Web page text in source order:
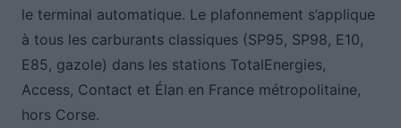
le terminal automatique. Le plafonnement s’applique
à tous les carburants classiques (SP95, SP98, E10,
E85, gazole) dans les stations TotalEnergies,
Access, Contact et Élan en France métropolitaine,
hors Corse.